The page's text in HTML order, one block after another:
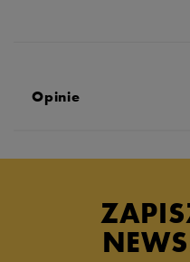
Opinie